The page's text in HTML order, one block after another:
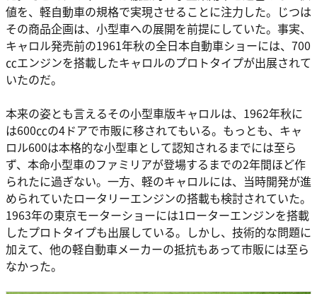
値を、軽自動車の規格で実現させることに注力した。じつは
その商品企画は、小型車への展開を前提にしていた。事実、
キャロル発売前の1961年秋の全日本自動車ショーには、700
㏄エンジンを搭載したキャロルのプロトタイプが出展されて
いたのだ。
本来の姿とも言えるその小型車版キャロルは、1962年秋に
は600㏄の4ドアで市販に移されてもいる。もっとも、キャ
ロル600は本格的な小型車として認知されるまでには至ら
ず、本命小型車のファミリアが登場するまでの2年間ほど作
られたに過ぎない。一方、軽のキャロルには、当時開発が進
められていたロータリーエンジンの搭載も検討されていた。
1963年の東京モーターショーには1ローターエンジンを搭載
したプロトタイプも出展している。しかし、技術的な問題に
加えて、他の軽自動車メーカーの抵抗もあって市販には至ら
なかった。